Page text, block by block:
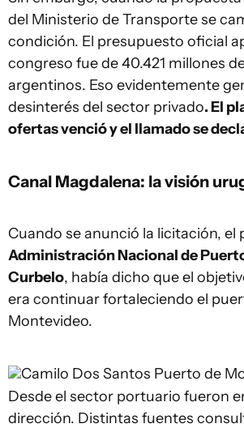
del Ministerio de Transporte se
condición. El presupuesto oficial
congreso fue de 40.421 millones
argentinos. Eso evidentemente
desinterés del sector privado. El
ofertas venció y el llamado se
Canal Magdalena: la visión
Cuando se anunció la licitación, el
Administración Nacional de
Curbelo, había dicho que el
era continuar fortaleciendo el
Montevideo.
Camilo Dos Santos Puerto de
Desde el sector portuario fueron
dirección. Distintas fuentes